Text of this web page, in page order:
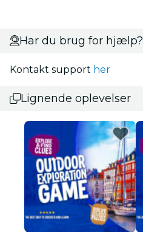
Har du brug for hjælp?
Kontakt support her
Lignende oplevelser